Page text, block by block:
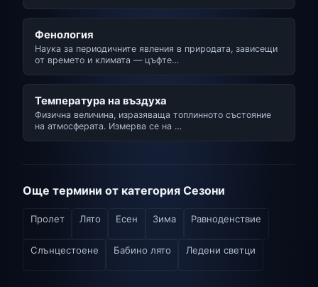
Фенология
Наука за периодичните явления в природата, зависещи
от времето и климата — цъфте…
Температура на въздуха
Физична величина, изразяваща топлинното състояние
на атмосферата. Измерва се на …
Още термини от категория Сезони
Пролет Лято Есен Зима Равноденствие
Слънцестоене Бабино лято Ледени светци